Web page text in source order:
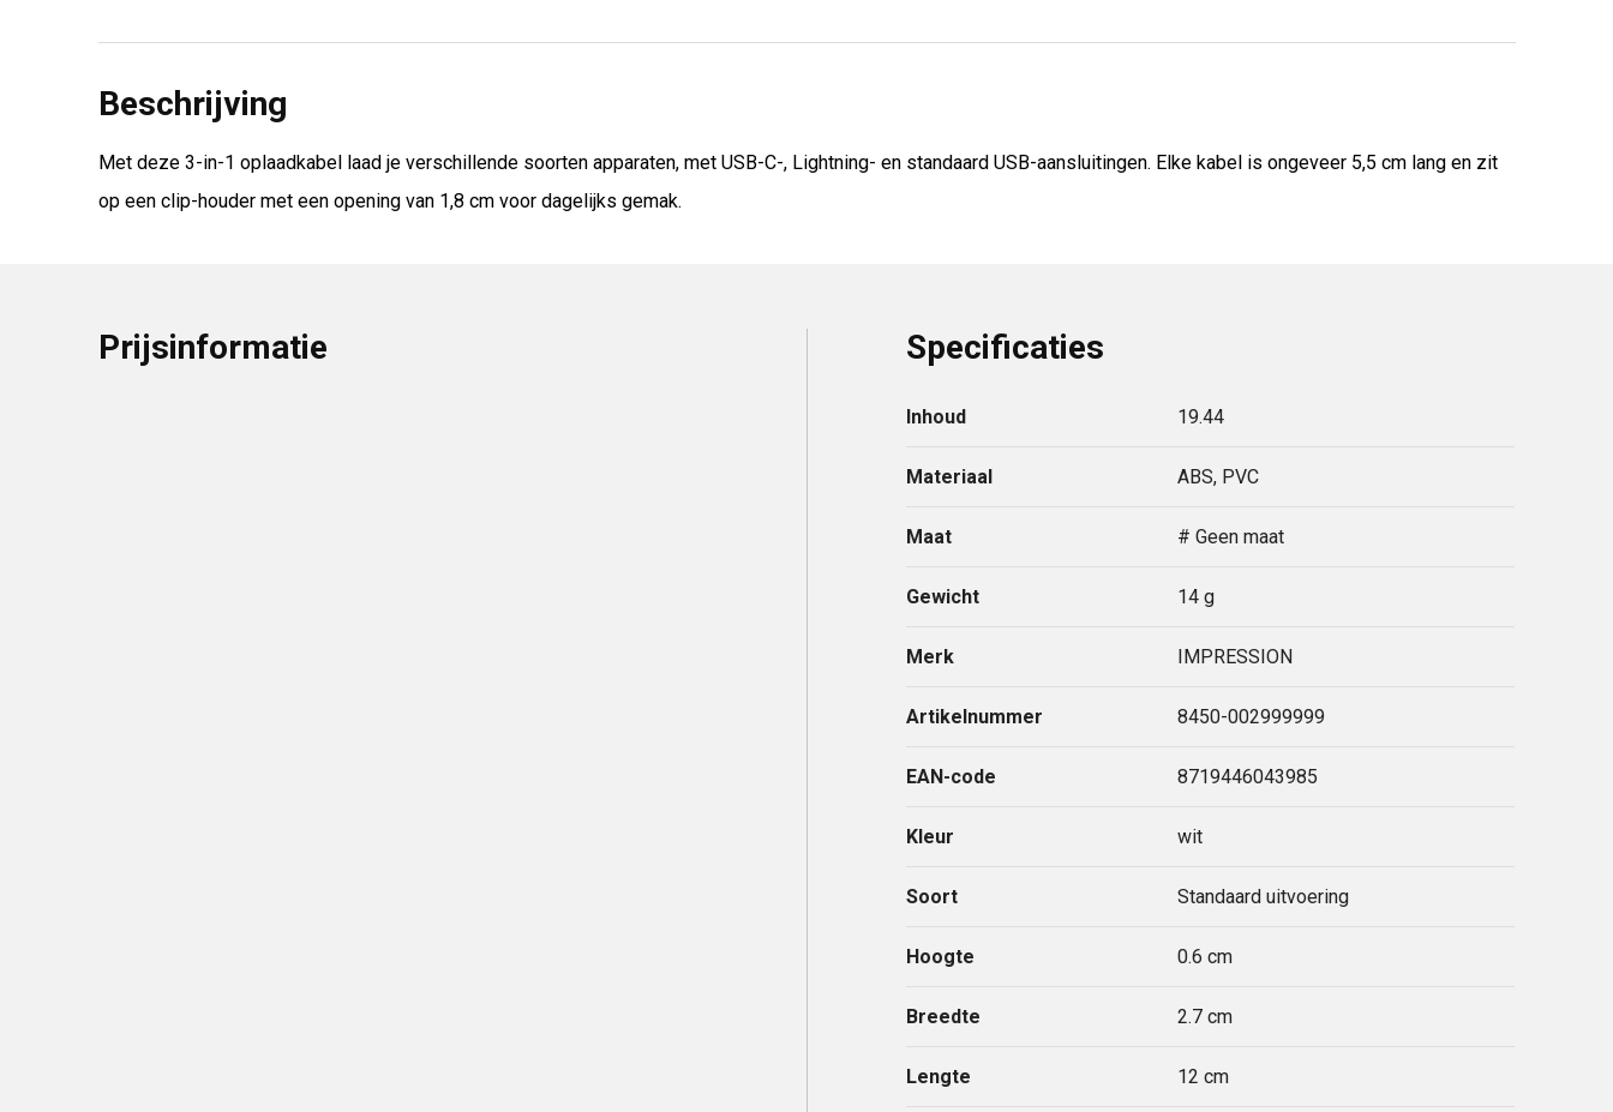
Beschrijving
Met deze 3-in-1 oplaadkabel laad je verschillende soorten apparaten, met USB-C-, Lightning- en standaard USB-aansluitingen. Elke kabel is ongeveer 5,5 cm lang en zit
op een clip-houder met een opening van 1,8 cm voor dagelijks gemak.
Prijsinformatie Specificaties
Inhoud 19.44
Materiaal ABS, PVC
Maat # Geen maat
Gewicht 14 g
Merk IMPRESSION
Artikelnummer 8450-002999999
EAN-code 8719446043985
Kleur wit
Soort Standaard uitvoering
Hoogte 0.6 cm
Breedte 2.7 cm
Lengte 12 cm